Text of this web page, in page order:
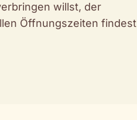
willst, der
Öffnungszeiten findest